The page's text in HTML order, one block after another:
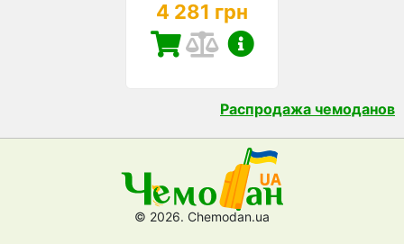
4 281 грн
Распродажа чемоданов
© 2026. Chemodan.ua